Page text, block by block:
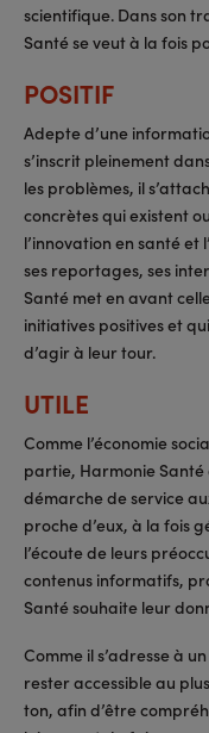
scientifique. Dans son
Santé se veut à la fois
POSITIF
Adepte d’une
s’inscrit pleinement
les problèmes, il
concrètes qui existent
l’innovation en santé et
ses reportages, ses
Santé met en avant
initiatives positives et
d’agir à leur tour.
UTILE
Comme l’économie
partie, Harmonie Santé
démarche de service
proche d’eux, à la fois
l’écoute de leurs
contenus informatifs,
Santé souhaite leur
Comme il s’adresse à
rester accessible au
ton, afin d’être